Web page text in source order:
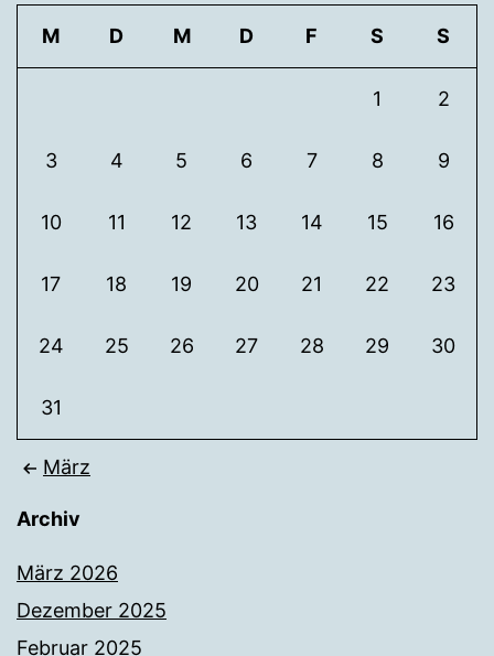
M D M D F S S
1 2
3 4 5 6 7 8 9
10 11 12 13 14 15 16
17 18 19 20 21 22 23
24 25 26 27 28 29 30
31
März
Archiv
März 2026
Dezember 2025
Februar 2025